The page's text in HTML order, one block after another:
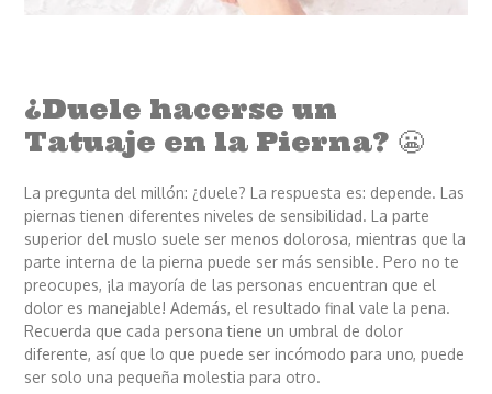
¿Duele hacerse un
Tatuaje en la Pierna? 😬
La pregunta del millón: ¿duele? La respuesta es: depende. Las
piernas tienen diferentes niveles de sensibilidad. La parte
superior del muslo suele ser menos dolorosa, mientras que la
parte interna de la pierna puede ser más sensible. Pero no te
preocupes, ¡la mayoría de las personas encuentran que el
dolor es manejable! Además, el resultado final vale la pena.
Recuerda que cada persona tiene un umbral de dolor
diferente, así que lo que puede ser incómodo para uno, puede
ser solo una pequeña molestia para otro.